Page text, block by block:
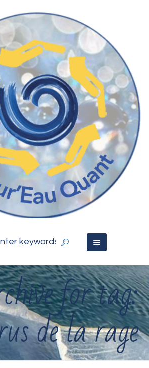
for tag:
de la rage